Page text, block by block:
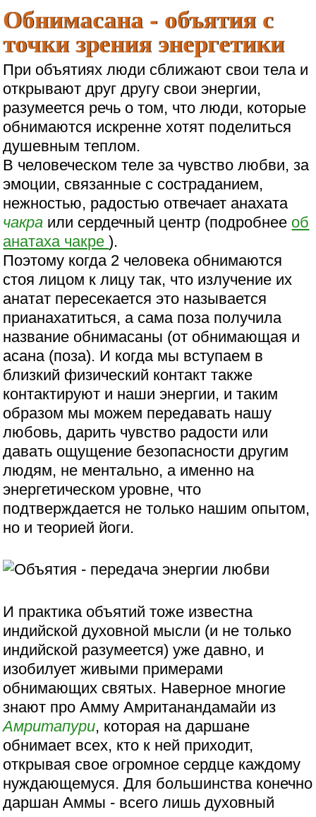
Обнимасана - объятия с
точки зрения энергетики
При объятиях люди сближают свои тела и
открывают друг другу свои энергии,
разумеется речь о том, что люди, которые
обнимаются искренне хотят поделиться
душевным теплом.
В человеческом теле за чувство любви, за
эмоции, связанные с состраданием,
нежностью, радостью отвечает анахата
чакра или сердечный центр (подробнее об
анатаха чакре).
Поэтому когда 2 человека обнимаются
стоя лицом к лицу так, что излучение их
анатат пересекается это называется
прианахатиться, а сама поза получила
название обнимасаны (от обнимающая и
асана (поза). И когда мы вступаем в
близкий физический контакт также
контактируют и наши энергии, и таким
образом мы можем передавать нашу
любовь, дарить чувство радости или
давать ощущение безопасности другим
людям, не ментально, а именно на
энергетическом уровне, что
подтверждается не только нашим опытом,
но и теорией йоги.
И практика объятий тоже известна
индийской духовной мысли (и не только
индийской разумеется) уже давно, и
изобилует живыми примерами
обнимающих святых. Наверное многие
знают про Амму Амританандамайи из
Амритапури, которая на даршане
обнимает всех, кто к ней приходит,
открывая свое огромное сердце каждому
нуждающемуся. Для большинства конечно
даршан Аммы - всего лишь духовный